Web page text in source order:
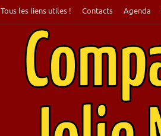
Tous les liens utiles ! Contacts Agenda